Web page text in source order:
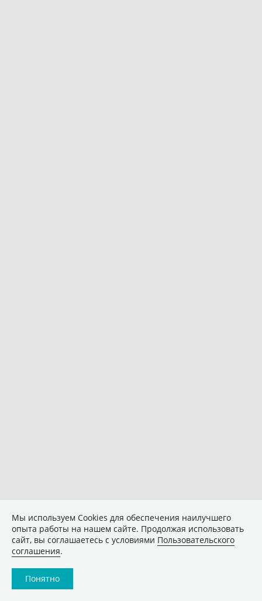
Мы используем Сookies для обеспечения наилучшего
опыта работы на нашем сайте. Продолжая использовать
сайт, вы соглашаетесь с условиями Пользовательского
соглашения.
Понятно